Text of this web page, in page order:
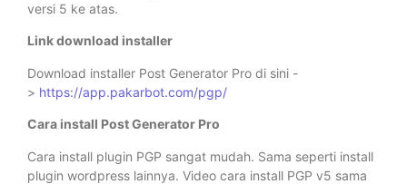
versi 5 ke atas.
Link download installer
Download installer Post Generator Pro di sini -
> https://app.pakarbot.com/pgp/
Cara install Post Generator Pro
Cara install plugin PGP sangat mudah. Sama seperti install
plugin wordpress lainnya. Video cara install PGP v5 sama